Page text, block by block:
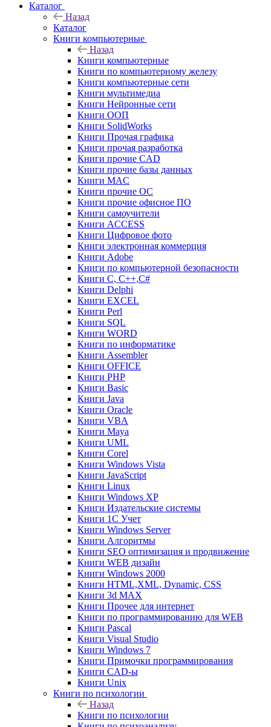
Каталог
Назад
Каталог
Книги компьютерные
Назад
Книги компьютерные
Книги по компьютерному железу
Книги компьютерные сети
Книги мультимедиа
Книги Нейронные сети
Книги ООП
Книги SolidWorks
Книги Прочая графика
Книги прочая разработка
Книги прочие CAD
Книги прочие базы данных
Книги MAC
Книги прочие ОС
Книги прочие офисное ПО
Книги самоучители
Книги ACCESS
Книги Цифровое фото
Книги электронная коммерция
Книги Adobe
Книги по компьютерной безопасности
Книги C, C++,С#
Книги Delphi
Книги EXCEL
Книги Perl
Книги SQL
Книги WORD
Книги по информатике
Книги Assembler
Книги OFFICE
Книги PHP
Книги Basic
Книги Java
Книги Oracle
Книги VBA
Книги Maya
Книги UML
Книги Corel
Книги Windows Vista
Книги JavaScript
Книги Linux
Книги Windows XP
Книги Издательские системы
Книги 1C Учет
Книги Windows Server
Книги Алгоритмы
Книги SEO оптимизация и продвижение
Книги WEB дизайн
Книги Windows 2000
Книги HTML,XML, Dynamic, CSS
Книги 3d MAX
Книги Прочее для интернет
Книги по программированию для WEB
Книги Pascal
Книги Visual Studio
Книги Windows 7
Книги Примочки программирования
Книги CAD-ы
Книги Unix
Книги по психологии
Назад
Книги по психологии